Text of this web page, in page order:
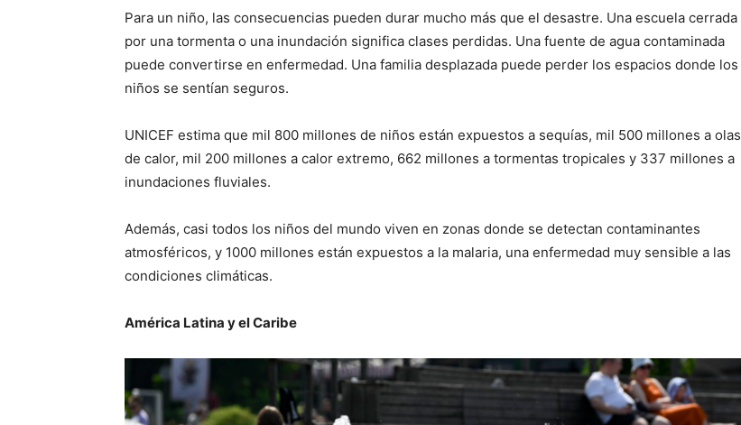
Para un niño, las consecuencias pueden durar mucho más que el desastre. Una escuela cerrada
por una tormenta o una inundación significa clases perdidas. Una fuente de agua contaminada
puede convertirse en enfermedad. Una familia desplazada puede perder los espacios donde los
niños se sentían seguros.
UNICEF estima que mil 800 millones de niños están expuestos a sequías, mil 500 millones a olas
de calor, mil 200 millones a calor extremo, 662 millones a tormentas tropicales y 337 millones a
inundaciones fluviales.
Además, casi todos los niños del mundo viven en zonas donde se detectan contaminantes
atmosféricos, y 1000 millones están expuestos a la malaria, una enfermedad muy sensible a las
condiciones climáticas.
América Latina y el Caribe